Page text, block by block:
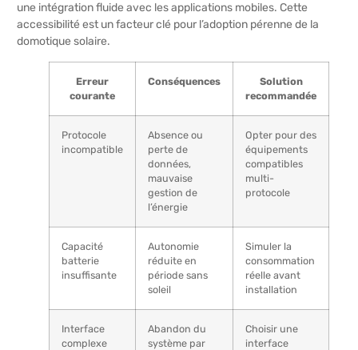
une intégration fluide avec les applications mobiles. Cette
accessibilité est un facteur clé pour l’adoption pérenne de la
domotique solaire.
Erreur
courante
Conséquences
Solution
recommandée
Protocole
incompatible
Absence ou
perte de
données,
mauvaise
gestion de
l’énergie
Opter pour des
équipements
compatibles
multi-
protocole
Capacité
batterie
insuffisante
Autonomie
réduite en
période sans
soleil
Simuler la
consommation
réelle avant
installation
Interface
complexe
Abandon du
système par
Choisir une
interface